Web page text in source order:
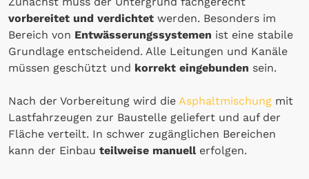
vorbereitet und verdichtet werden. Besonders im
Bereich von Entwässerungssystemen ist eine stabile
Grundlage entscheidend. Alle Leitungen und Kanäle
müssen geschützt und korrekt eingebunden sein.
Nach der Vorbereitung wird die Asphaltmischung mit
Lastfahrzeugen zur Baustelle geliefert und auf der
Fläche verteilt. In schwer zugänglichen Bereichen
kann der Einbau teilweise manuellerfolgen.